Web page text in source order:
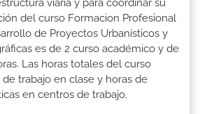
viaria y para coordinar su
del curso Formacion Profesional
de Proyectos Urbanísticos y
es de 2 curso académico y de
Las horas totales del curso
trabajo en clase y horas de
en centros de trabajo.